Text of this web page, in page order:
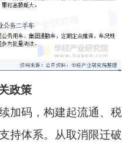
政策
加码，构建起流通、税
持体系。从取消限迁破